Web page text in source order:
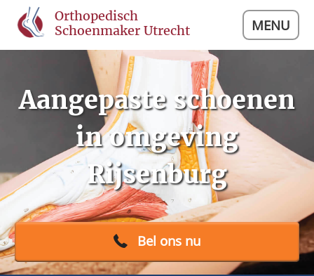
Orthopedisch
Schoenmaker Utrecht
MENU
Aangepaste schoenen
in omgeving
Rijsenburg
Bel ons nu